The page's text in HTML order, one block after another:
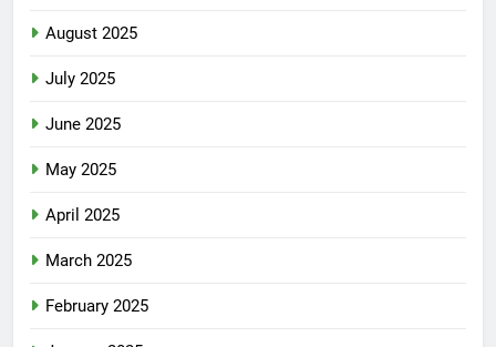
August 2025
July 2025
June 2025
May 2025
April 2025
March 2025
February 2025